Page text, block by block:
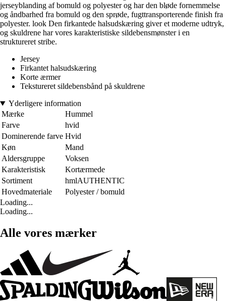
jerseyblanding af bomuld og polyester og har den bløde fornemmelse
og åndbarhed fra bomuld og den sprøde, fugttransporterende finish fra
polyester. look Den firkantede halsudskæring giver et moderne udtryk,
og skuldrene har vores karakteristiske sildebensmønster i en
struktureret stribe.
Jersey
Firkantet halsudskæring
Korte ærmer
Tekstureret sildebensbånd på skuldrene
Yderligere information
Mærke
Hummel
Farve
hvid
Dominerende farve Hvid
Køn
Mand
Aldersgruppe
Voksen
Karakteristisk
Kortærmede
Sortiment
hmlAUTHENTIC
Hovedmateriale
Polyester / bomuld
Loading...
Loading...
Alle vores mærker